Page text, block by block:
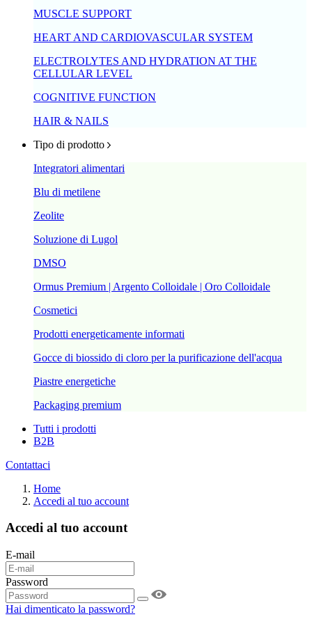
MUSCLE SUPPORT
HEART AND CARDIOVASCULAR SYSTEM
ELECTROLYTES AND HYDRATION AT THE
CELLULAR LEVEL
COGNITIVE FUNCTION
HAIR & NAILS
Tipo di prodotto
Integratori alimentari
Blu di metilene
Zeolite
Soluzione di Lugol
DMSO
Ormus Premium | Argento Colloidale | Oro Colloidale
Cosmetici
Prodotti energeticamente informati
Gocce di biossido di cloro per la purificazione dell'acqua
Piastre energetiche
Packaging premium
Tutti i prodotti
B2B
Contattaci
Home
Accedi al tuo account
Accedi al tuo account
E-mail
Password
Hai dimenticato la password?